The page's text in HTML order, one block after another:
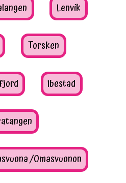
Lenvik
Torsken
Ibestad
/Omasvuonon